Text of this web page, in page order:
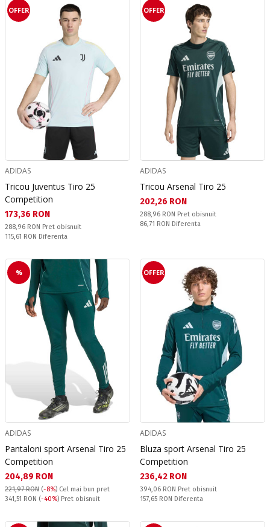
OFFER
ADIDAS
Tricou Juventus Tiro 25
Competition
Текуща цена:
173,36 RON
Pret obisnuit:
288,96 RON Pret obisnuit
Спестявате:
115,61 RON Diferenta
OFFER
ADIDAS
Tricou Arsenal Tiro 25
Текуща цена:
202,26 RON
Pret obisnuit:
288,96 RON Pret obisnuit
Спестявате:
86,71 RON Diferenta
%
ADIDAS
Pantaloni sport Arsenal Tiro 25
Competition
Текуща цена:
204,89 RON
221,97 RON (-8%) Cel mai bun pret
Pret obisnuit:
341,51 RON (-40%) Pret obisnuit
OFFER
ADIDAS
Bluza sport Arsenal Tiro 25
Competition
Текуща цена:
236,42 RON
Pret obisnuit:
394,06 RON Pret obisnuit
Спестявате:
157,65 RON Diferenta